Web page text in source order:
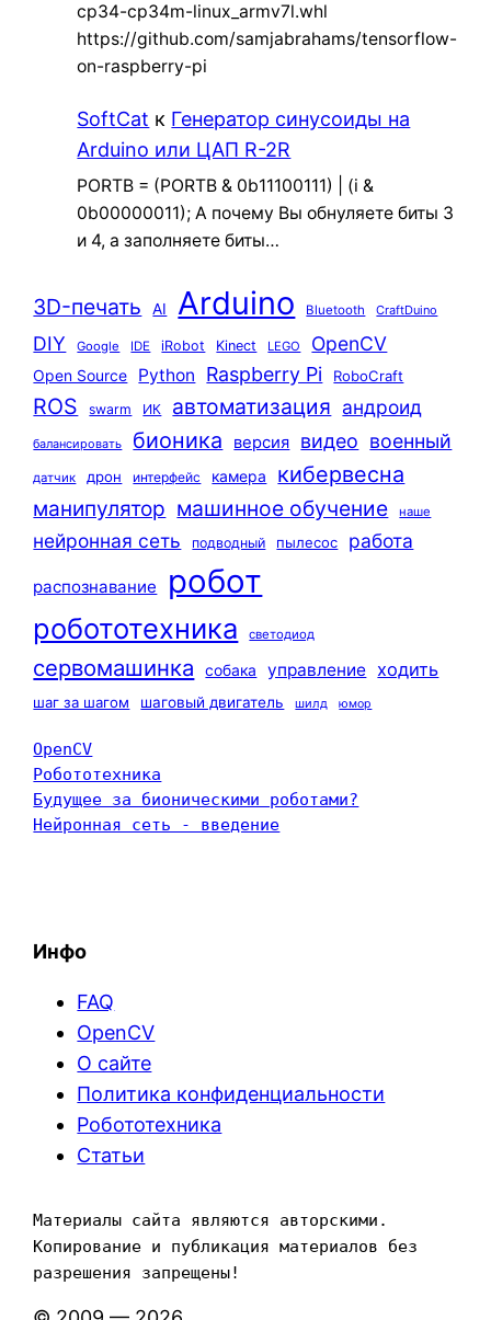
cp34-cp34m-linux_armv7l.whl
https://github.com/samjabrahams/tensorflow-
on-raspberry-pi
SoftCat к Генератор синусоиды на
Arduino или ЦАП R-2R
PORTB = (PORTB & 0b11100111) | (i &
0b00000011); А почему Вы обнуляете биты 3
и 4, а заполняете биты…
3D-печать AI Arduino Bluetooth CraftDuino
DIY Google IDE iRobot Kinect LEGO OpenCV
Open Source Python Raspberry Pi RoboCraft
ROS swarm ИК автоматизация андроид
балансировать бионика версия видео военный
датчик дрон интерфейс камера кибервесна
манипулятор машинное обучение наше
нейронная сеть подводный пылесос работа
распознавание робот
робототехника светодиод
сервомашинка собака управление ходить
шаг за шагом шаговый двигатель шилд юмор
OpenCV
Робототехника
Будущее за бионическими роботами?
Нейронная сеть - введение
Инфо
FAQ
OpenCV
О сайте
Политика конфиденциальности
Робототехника
Статьи
Материалы сайта являются авторскими.
Копирование и публикация материалов без
разрешения запрещены!